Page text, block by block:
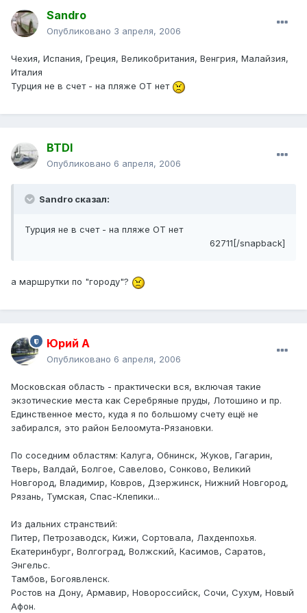
Sandro
Опубликовано 3 апреля, 2006
Чехия, Испания, Греция, Великобритания, Венгрия, Малайзия,
Италия
Турция не в счет - на пляже ОТ нет
BTDI
Опубликовано 6 апреля, 2006
Sandro сказал:
Турция не в счет - на пляже ОТ нет
62711[/snapback]
а маршрутки по "городу"?
Юрий А
Опубликовано 6 апреля, 2006
Московская область - практически вся, включая такие
экзотические места как Серебряные пруды, Лотошино и пр.
Единственное место, куда я по большому счету ещё не
забирался, это район Белоомута-Рязановки.
По соседним областям: Калуга, Обнинск, Жуков, Гагарин,
Тверь, Валдай, Болгое, Савелово, Сонково, Великий
Новгород, Владимир, Ковров, Дзержинск, Нижний Новгород,
Рязань, Тумская, Спас-Клепики...
Из дальних странствий:
Питер, Петрозаводск, Кижи, Сортовала, Лахденпохья.
Екатеринбург, Волгоград, Волжский, Касимов, Саратов,
Энгельс.
Тамбов, Богоявленск.
Ростов на Дону, Армавир, Новороссийск, Сочи, Сухум, Новый
Афон.